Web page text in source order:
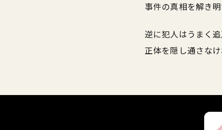
事件の真相を解き
逆に犯人はうまく
正体を隠し通さな